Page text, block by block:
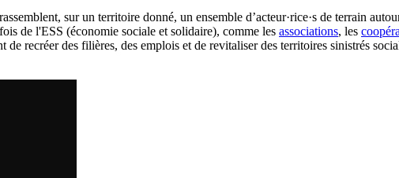
rassemblent, sur un territoire donné, un ensemble d’acteur·rice·s de terrain
de l'ESS (économie sociale et solidaire), comme les associations, les
recréer des filières, des emplois et de revitaliser des territoires sinistrés